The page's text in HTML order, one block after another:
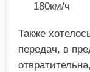
180км/ч
Также
передач, в